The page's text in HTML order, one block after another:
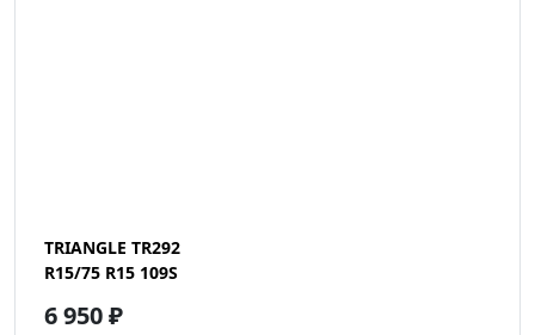
TRIANGLE TR292
R15/75 R15 109S
6 950 ₽